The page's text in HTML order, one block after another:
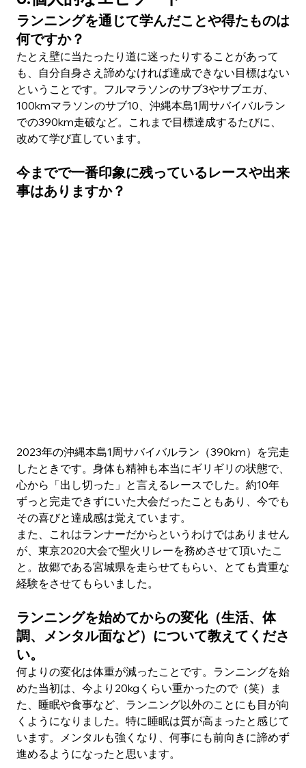
ランニングを通じて学んだことや得たものは
何ですか？
たとえ壁に当たったり道に迷ったりすることがあって
も、自分自身さえ諦めなければ達成できない目標はない
ということです。フルマラソンのサブ3やサブエガ、
100kmマラソンのサブ10、沖縄本島1周サバイバルラン
での390km走破など。これまで目標達成するたびに、
改めて学び直しています。
今までで一番印象に残っているレースや出来
事はありますか？
2023年の沖縄本島1周サバイバルラン（390km）を完走
したときです。身体も精神も本当にギリギリの状態で、
心から「出し切った」と言えるレースでした。約10年
ずっと完走できずにいた大会だったこともあり、今でも
その喜びと達成感は覚えています。
また、これはランナーだからというわけではありません
が、東京2020大会で聖火リレーを務めさせて頂いたこ
と。故郷である宮城県を走らせてもらい、とても貴重な
経験をさせてもらいました。
ランニングを始めてからの変化（生活、体
調、メンタル面など）について教えてくださ
い。
何よりの変化は体重が減ったことです。ランニングを始
めた当初は、今より20kgくらい重かったので（笑）ま
た、睡眠や食事など、ランニング以外のことにも目が向
くようになりました。特に睡眠は質が高まったと感じて
います。メンタルも強くなり、何事にも前向きに諦めず
進めるようになったと思います。